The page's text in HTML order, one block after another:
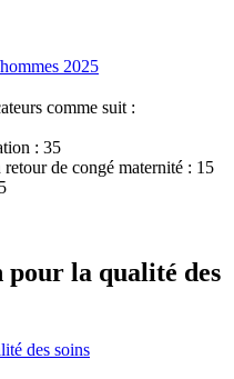
comme suit :
: 35
de congé maternité : 15
la qualité des